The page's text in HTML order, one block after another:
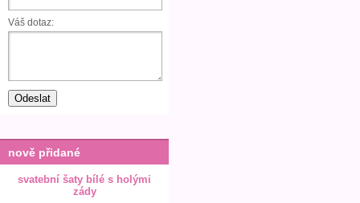
Váš dotaz:
nově přidané
svatební šaty bílé s holými
zády